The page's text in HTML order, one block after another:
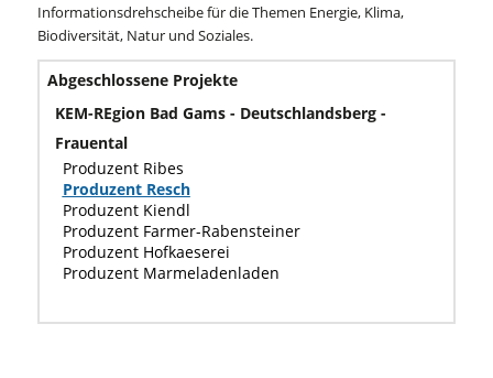
Informationsdrehscheibe für die Themen Energie, Klima,
Biodiversität, Natur und Soziales.
Abgeschlossene Projekte
KEM-REgion Bad Gams - Deutschlandsberg -
Frauental
Produzent Ribes
Produzent Resch
Produzent Kiendl
Produzent Farmer-Rabensteiner
Produzent Hofkaeserei
Produzent Marmeladenladen